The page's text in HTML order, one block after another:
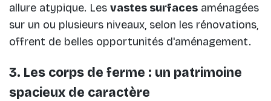
allure atypique. Les vastes surfaces aménagées
sur un ou plusieurs niveaux, selon les rénovations,
offrent de belles opportunités d'aménagement.
3. Les corps de ferme : un patrimoine
spacieux de caractère